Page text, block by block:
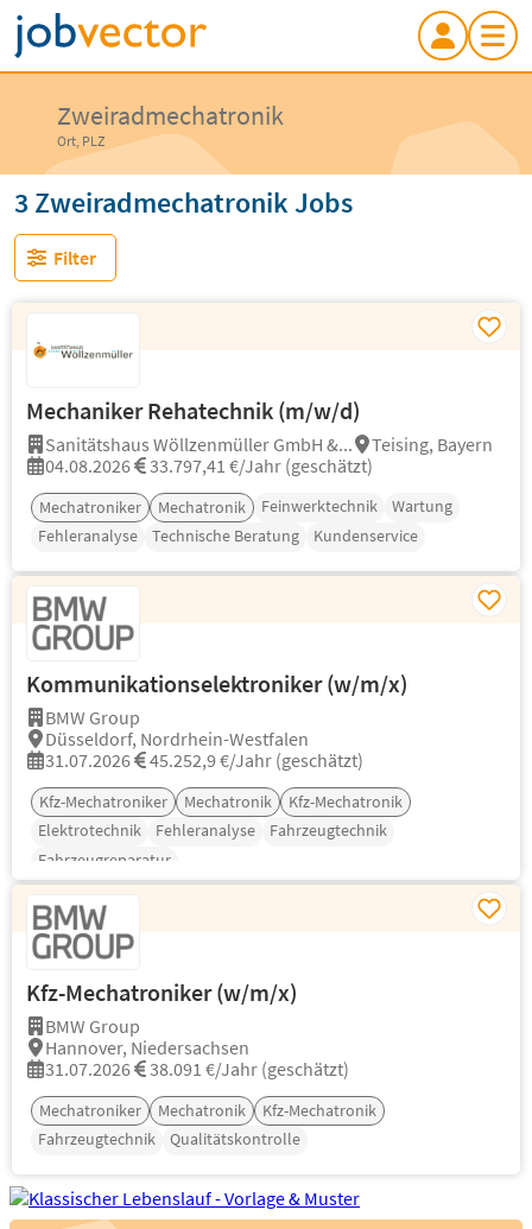
Zweiradmechatronik
Ort, PLZ
3 Zweiradmechatronik Jobs
Filter
Mechaniker Rehatechnik (m/w/d)
Sanitätshaus Wöllzenmüller GmbH &...
Teising, Bayern
04.08.2026
33.797,41 €/Jahr (geschätzt)
Mechatroniker Mechatronik Feinwerktechnik
Wartung
Fehleranalyse
Technische Beratung Kundenservice
Kommunikationselektroniker (w/m/x)
BMW Group
Düsseldorf, Nordrhein-Westfalen
31.07.2026
45.252,9 €/Jahr (geschätzt)
Kfz-Mechatroniker Mechatronik
Kfz-Mechatronik
Elektrotechnik
Fehleranalyse
Fahrzeugtechnik
Fahrzeugreparatur
Kfz-Mechatroniker (w/m/x)
BMW Group
Hannover, Niedersachsen
31.07.2026
38.091 €/Jahr (geschätzt)
Mechatroniker Mechatronik
Kfz-Mechatronik
Fahrzeugtechnik
Qualitätskontrolle